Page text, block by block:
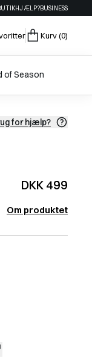
HJÆLP?BUSINESS
Kurv(0)
of Season
for hjælp?
DKK 499
Om produktet